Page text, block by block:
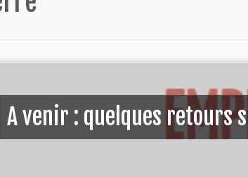
A venir : quelques retours